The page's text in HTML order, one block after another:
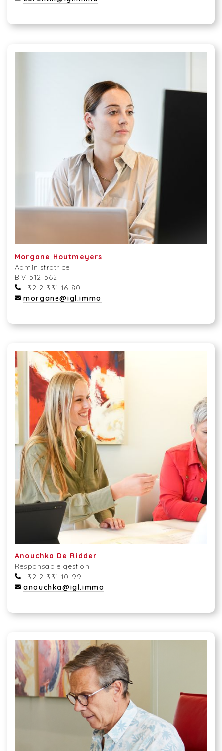
Morgane Houtmeyers
Administratrice
BIV 512 562
+32 2 331 16 80
morgane@igl.immo
Anouchka De Ridder
Responsable gestion
+32 2 331 10 99
anouchka@igl.immo